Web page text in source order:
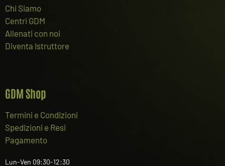
Chi Siamo
Centri GDM
Allenati con noi
Diventa Istruttore
GDM Shop
Termini e Condizioni
Spedizioni e Resi
Pagamento
Lun-Ven 09:30-12:30